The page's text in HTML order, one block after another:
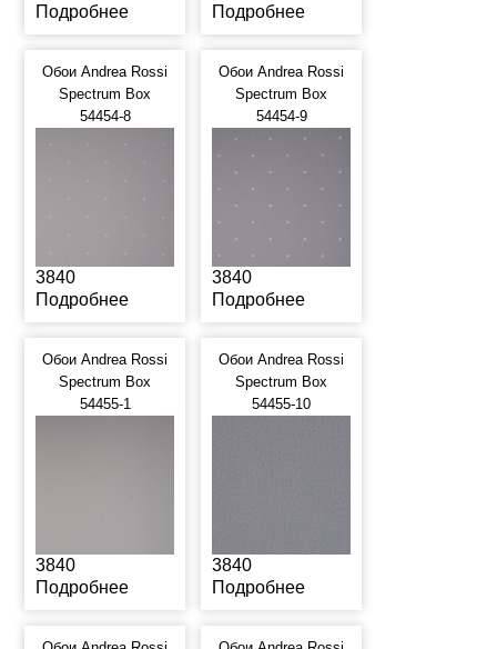
Подробнее
Подробнее
Обои Andrea Rossi
Spectrum Box
54454-8
3840
Подробнее
Обои Andrea Rossi
Spectrum Box
54454-9
3840
Подробнее
Обои Andrea Rossi
Spectrum Box
54455-1
3840
Подробнее
Обои Andrea Rossi
Spectrum Box
54455-10
3840
Подробнее